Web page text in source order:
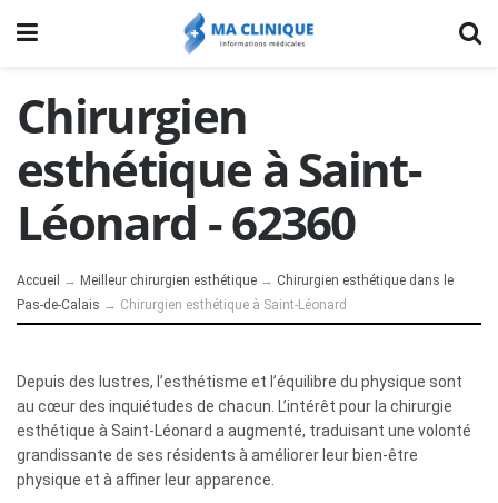
Chirurgien
esthétique à Saint-
Léonard - 62360
Accueil → Meilleur chirurgien esthétique → Chirurgien esthétique dans le
Pas-de-Calais → Chirurgien esthétique à Saint-Léonard
Depuis des lustres, l’esthétisme et l’équilibre du physique sont
au cœur des inquiétudes de chacun. L’intérêt pour la chirurgie
esthétique à Saint-Léonard a augmenté, traduisant une volonté
grandissante de ses résidents à améliorer leur bien-être
physique et à affiner leur apparence.